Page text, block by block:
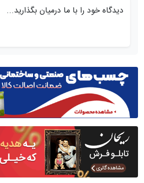
دیدگاه خود را با ما درمیان بگذارید...